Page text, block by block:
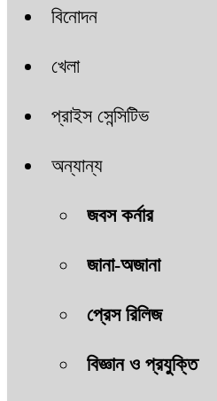
বিনোদন
খেলা
প্রাইস সেন্সিটিভ
অন্যান্য
জবস কর্নার
জানা-অজানা
প্রেস রিলিজ
বিজ্ঞান ও প্রযুক্তি